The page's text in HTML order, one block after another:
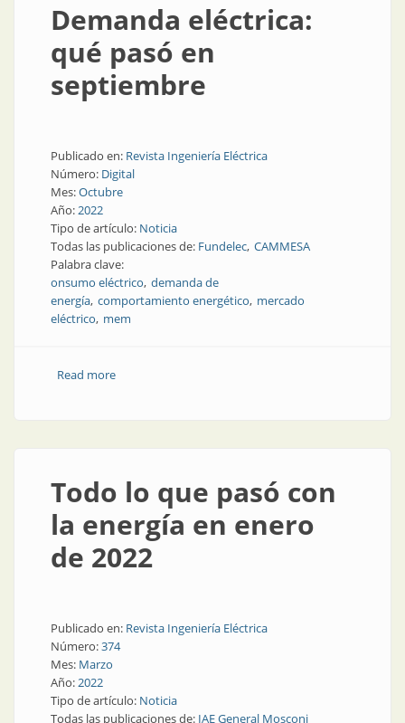
Demanda eléctrica:
qué pasó en
septiembre
Publicado en: Revista Ingeniería Eléctrica
Número: Digital
Mes:Octubre
Año:2022
Tipo de artículo: Noticia
Todas las publicaciones de: Fundelec CAMMESA
Palabra clave:
onsumo eléctrico demanda de
energía comportamiento energético mercado
eléctrico mem
Read moreabout Demanda eléctrica: qué pasó en septiembre
Todo lo que pasó con
la energía en enero
de 2022
Publicado en: Revista Ingeniería Eléctrica
Número:374
Mes: Marzo
Año:2022
Tipo de artículo: Noticia
Todas las publicaciones de: IAE General Mosconi